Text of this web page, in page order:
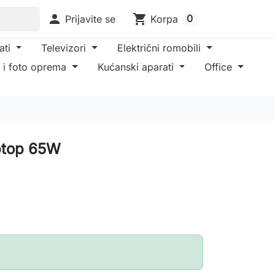
 Prijavite se shopping_cart Korpa 0
Televizori
Električni romobili
i foto oprema Kućanski aparati
Office
65W